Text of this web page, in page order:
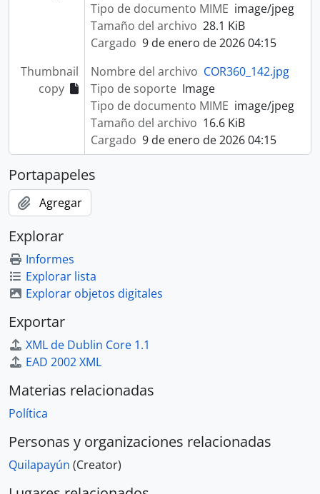
Tipo de documento MIME image/jpeg
Tamaño del archivo 28.1 KiB
Cargado 9 de enero de 2026 04:15
Thumbnail
copy
Nombre del archivo COR360_142.jpg
Tipo de soporte Image
Tipo de documento MIME image/jpeg
Tamaño del archivo 16.6 KiB
Cargado 9 de enero de 2026 04:15
Portapapeles
Agregar
Explorar
Informes
Explorar lista
Explorar objetos digitales
Exportar
XML de Dublin Core 1.1
EAD 2002 XML
Materias relacionadas
Política
Personas y organizaciones relacionadas
Quilapayún (Creator)